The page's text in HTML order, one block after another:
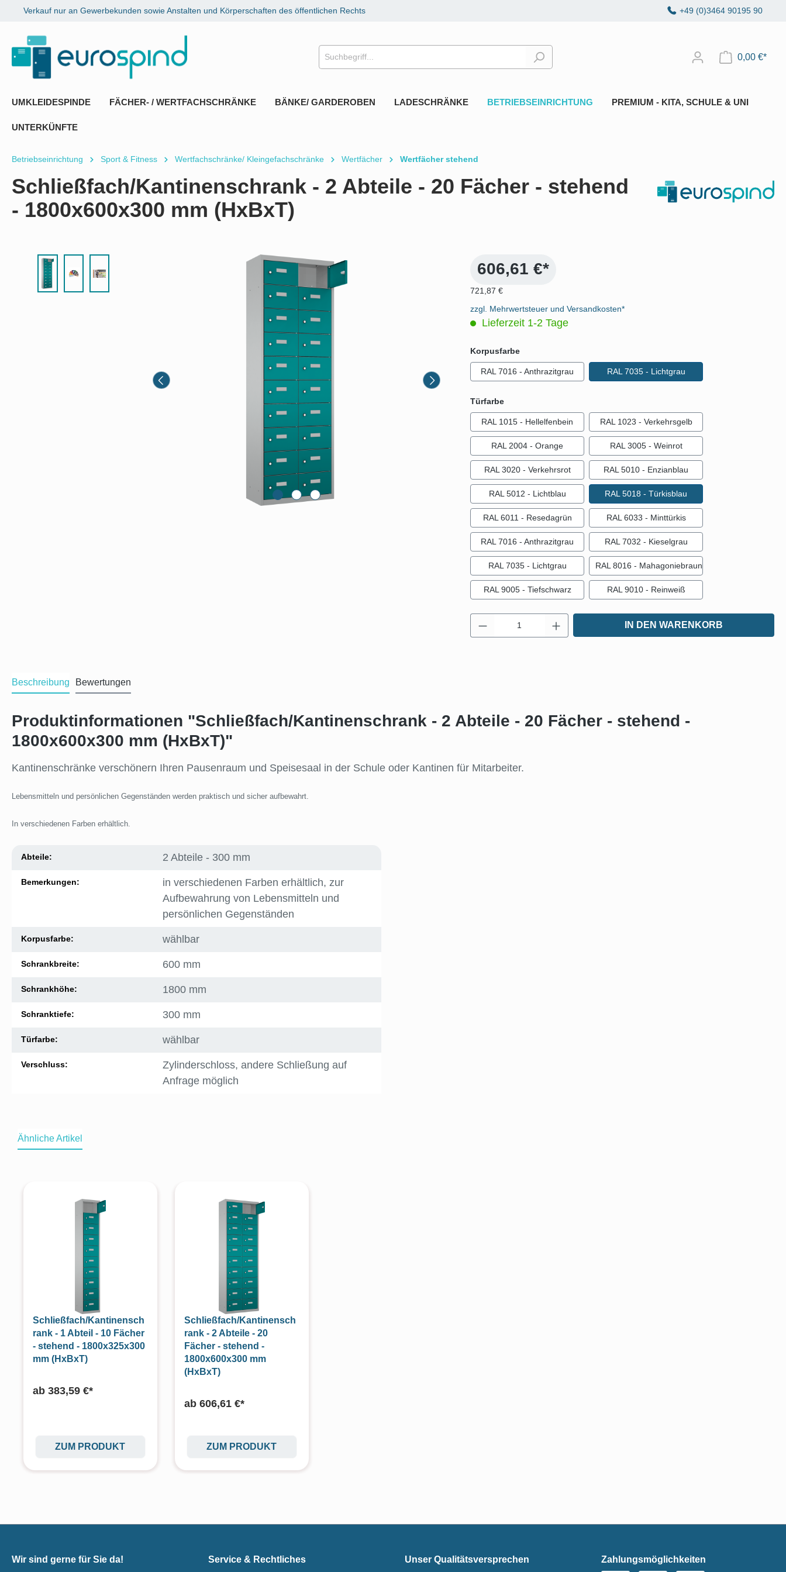
Zur Hauptnavigation springen
Verkauf nur an Gewerbekunden sowie Anstalten und Körperschaften des öffentlichen Rechts +49 (0)3464 90195 90
0,00 €*
UMKLEIDESPINDE FÄCHER- / WERTFACHSCHRÄNKE BÄNKE/ GARDEROBEN LADESCHRÄNKE BETRIEBSEINRICHTUNG PREMIUM - KITA, SCHULE & UNI
UNTERKÜNFTE
Betriebseinrichtung Sport & Fitness Wertfachschränke/ Kleingefachschränke Wertfächer Wertfächer stehend
Schließfach/Kantinenschrank - 2 Abteile - 20 Fächer - stehend
- 1800x600x300 mm (HxBxT)
Bildergalerie überspringen 606,61 €*
721,87 €
zzgl. Mehrwertsteuer und Versandkosten*
Lieferzeit 1-2 Tage
Korpusfarbeauswählen
RAL 7016 - Anthrazitgrau RAL 7035 - Lichtgrau
Türfarbeauswählen
RAL 1015 - Hellelfenbein RAL 1023 - Verkehrsgelb
RAL 2004 - Orange RAL 3005 - Weinrot
RAL 3020 - Verkehrsrot RAL 5010 - Enzianblau
RAL 5012 - Lichtblau RAL 5018 - Türkisblau
RAL 6011 - Resedagrün RAL 6033 - Minttürkis
RAL 7016 - Anthrazitgrau RAL 7032 - Kieselgrau
RAL 7035 - Lichtgrau RAL 8016 - Mahagoniebraun
RAL 9005 - Tiefschwarz RAL 9010 - Reinweiß
Produkt Anzahl: Gib den gewünschten Wert ein
IN DEN WARENKORB
Beschreibung Bewertungen
Produktinformationen "Schließfach/Kantinenschrank - 2 Abteile - 20 Fächer - stehend -
1800x600x300 mm (HxBxT)"
Kantinenschränke verschönern Ihren Pausenraum und Speisesaal in der Schule oder Kantinen für Mitarbeiter.
Lebensmitteln und persönlichen Gegenständen werden praktisch und sicher aufbewahrt.
In verschiedenen Farben erhältlich.
Abteile: 2 Abteile - 300 mm
Bemerkungen: in verschiedenen Farben erhältlich, zur
Aufbewahrung von Lebensmitteln und
persönlichen Gegenständen
Korpusfarbe: wählbar
Schrankbreite: 600 mm
Schrankhöhe: 1800 mm
Schranktiefe: 300 mm
Türfarbe: wählbar
Verschluss: Zylinderschloss, andere Schließung auf
Anfrage möglich
Ähnliche Artikel
Schließfach/Kantinensch
rank - 1 Abteil - 10 Fächer
- stehend - 1800x325x300
mm (HxBxT)
ab 383,59 €*
ZUM PRODUKT
Schließfach/Kantinensch
rank - 2 Abteile - 20
Fächer - stehend -
1800x600x300 mm
(HxBxT)
ab 606,61 €*
ZUM PRODUKT
Wir sind gerne für Sie da! Service & Rechtliches Unser Qualitätsversprechen Zahlungsmöglichkeiten